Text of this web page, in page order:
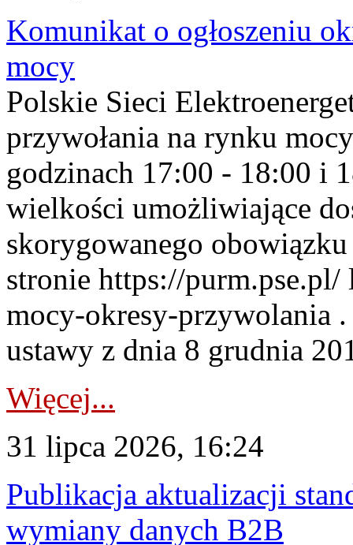
Komunikat o ogłoszeniu
mocy
Polskie Sieci
przywołania na rynku
godzinach 17:00 - 18:00 i
wielkości umożliwiające
skorygowanego
stronie https://
mocy-okresy-przywolania
ustawy z dnia 8 grudnia
Więcej...
31 lipca 2026, 16:24
Publikacja aktualizacji
wymiany danych B2B